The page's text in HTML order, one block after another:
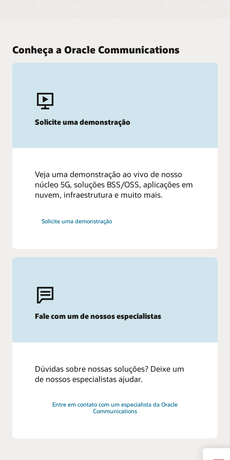
Conheça a Oracle Communications
Solicite uma demonstração
Veja uma demonstração ao vivo de nosso
núcleo 5G, soluções BSS/OSS, aplicações em
nuvem, infraestrutura e muito mais.
Solicite uma demonstração
Fale com um de nossos especialistas
Dúvidas sobre nossas soluções? Deixe um
de nossos especialistas ajudar.
Entre em contato com um especialista da Oracle
Communications